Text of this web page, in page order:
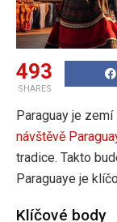
493
SHARES
Paraguay je
návštěvě
tradice. Takto
Paraguaye je
Klíčové body